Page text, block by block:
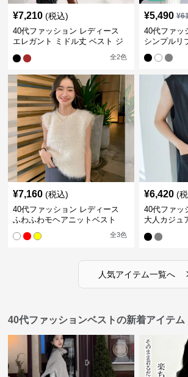
¥7,210 (税込)
40代ファッション レディース
エレガント ミドル丈 ベスト ジ
全2色
¥5,490 ¥
40代ファッ
シンプルリ
¥7,160 (税込)
40代ファッション レディース
ふわふわモヘアニットベスト
全3色
¥6,420 (
40代ファッ
大人カジュ
人気アイテム一覧へ
40代ファッションベストの新着アイテム